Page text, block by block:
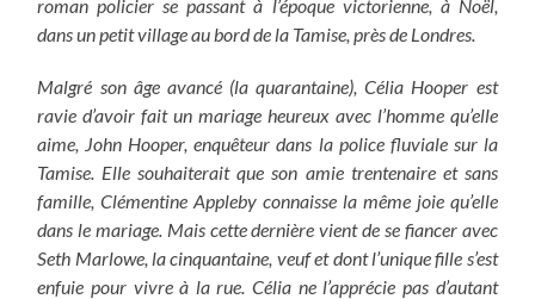
roman policier se passant à l’époque victorienne, à Noël,
dans un petit village au bord de la Tamise, près de Londres.
Malgré son âge avancé (la quarantaine), Célia Hooper est
ravie d’avoir fait un mariage heureux avec l’homme qu’elle
aime, John Hooper, enquêteur dans la police fluviale sur la
Tamise. Elle souhaiterait que son amie trentenaire et sans
famille, Clémentine Appleby connaisse la même joie qu’elle
dans le mariage. Mais cette dernière vient de se fiancer avec
Seth Marlowe, la cinquantaine, veuf et dont l’unique fille s’est
enfuie pour vivre à la rue. Célia ne l’apprécie pas d’autant